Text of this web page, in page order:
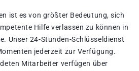
ist es von größter Bedeutung, sich
Hilfe verlassen zu können in
Unser 24-Stunden-Schlüsseldienst
jederzeit zur Verfügung.
Mitarbeiter verfügen über